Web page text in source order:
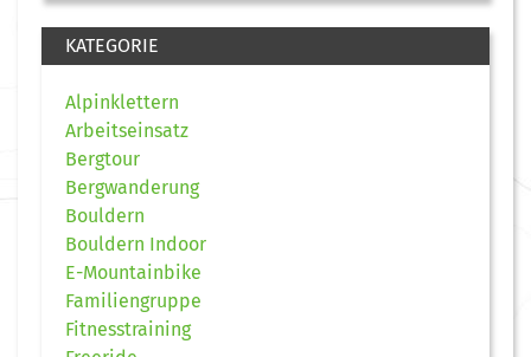
KATEGORIE
Alpinklettern
Arbeitseinsatz
Bergtour
Bergwanderung
Bouldern
Bouldern Indoor
E-Mountainbike
Familiengruppe
Fitnesstraining